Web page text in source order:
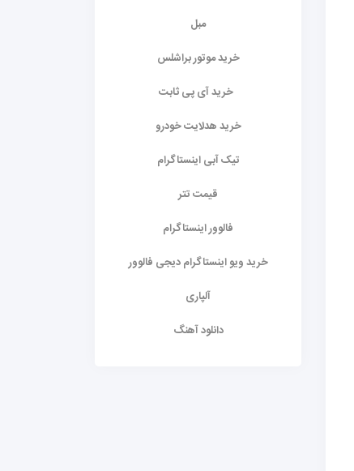
مبل
خرید موتور براشلس
خرید آی پی ثابت
خرید هدلایت خودرو
تیک آبی اینستاگرام
قیمت تتر
فالوور اینستاگرام
خرید ویو اینستاگرام دیجی فالوور
آلپاری
دانلود آهنگ